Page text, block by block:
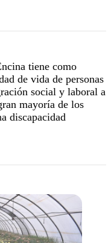
tiene como
de vida de personas
social y laboral a
mayoría de los
discapacidad